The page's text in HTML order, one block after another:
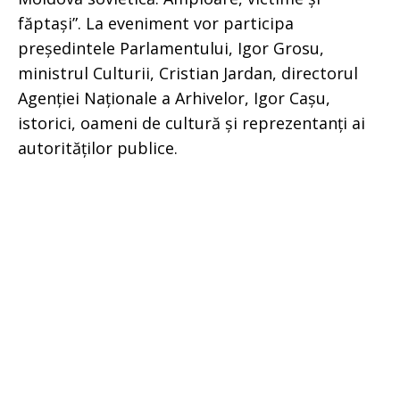
făptași”. La eveniment vor participa
președintele Parlamentului, Igor Grosu,
ministrul Culturii, Cristian Jardan, directorul
Agenției Naționale a Arhivelor, Igor Cașu,
istorici, oameni de cultură și reprezentanți ai
autorităților publice.